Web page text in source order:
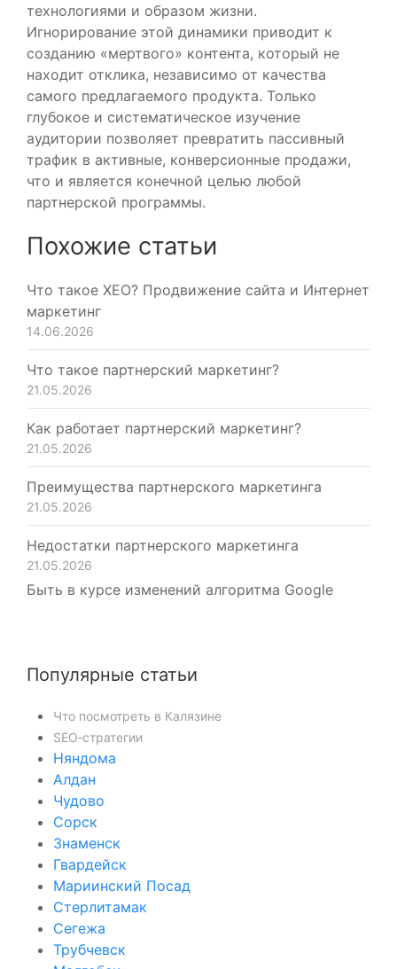
технологиями и образом жизни.
Игнорирование этой динамики приводит к
созданию «мертвого» контента, который не
находит отклика, независимо от качества
самого предлагаемого продукта. Только
глубокое и систематическое изучение
аудитории позволяет превратить пассивный
трафик в активные, конверсионные продажи,
что и является конечной целью любой
партнерской программы.
Похожие статьи
Что такое XEO? Продвижение сайта и Интернет
маркетинг
14.06.2026
Что такое партнерский маркетинг?
21.05.2026
Как работает партнерский маркетинг?
21.05.2026
Преимущества партнерского маркетинга
21.05.2026
Недостатки партнерского маркетинга
21.05.2026
Быть в курсе изменений алгоритма Google
Популярные статьи
Что посмотреть в Калязине
SEO‑стратегии
Няндома
Алдан
Чудово
Сорск
Знаменск
Гвардейск
Мариинский Посад
Стерлитамак
Сегежа
Трубчевск